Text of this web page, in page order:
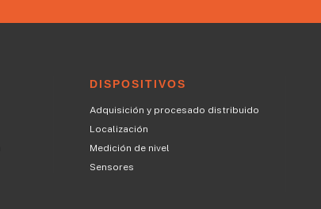
DISPOSITIVOS
Adquisición y procesado distribuido
Localización
Medición de nivel
Sensores